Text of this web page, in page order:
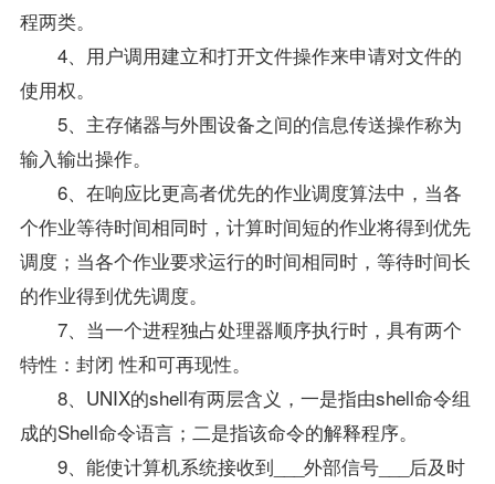
程两类。
4、用户调用建立和打开文件操作来申请对文件的
使用权。
5、主存储器与外围设备之间的信息传送操作称为
输入输出操作。
6、在响应比更高者优先的作业调度算法中，当各
个作业等待时间相同时，计算时间短的作业将得到优先
调度；当各个作业要求运行的时间相同时，等待时间长
的作业得到优先调度。
7、当一个进程独占处理器顺序执行时，具有两个
特性：封闭 性和可再现性。
8、UNIX的shell有两层含义，一是指由shell命令组
成的Shell命令语言；二是指该命令的解释程序。
9、能使计算机系统接收到___外部信号___后及时